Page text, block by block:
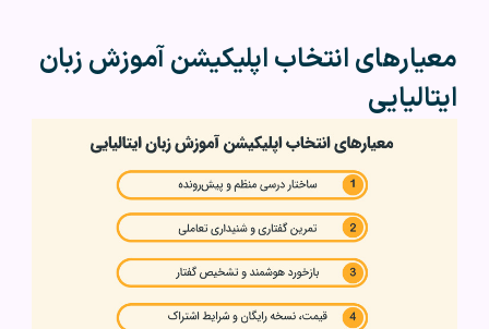
معیارهای انتخاب اپلیکیشن آموزش زبان
ایتالیایی